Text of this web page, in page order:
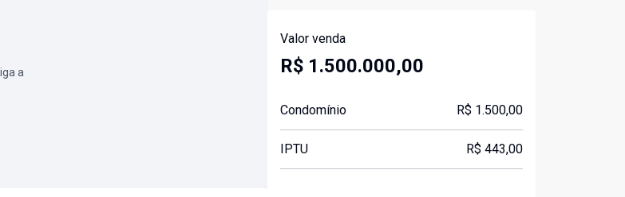
a
Valor venda
R$ 1.500.000,00
Condomínio R$ 1.500,00
IPTU R$ 443,00